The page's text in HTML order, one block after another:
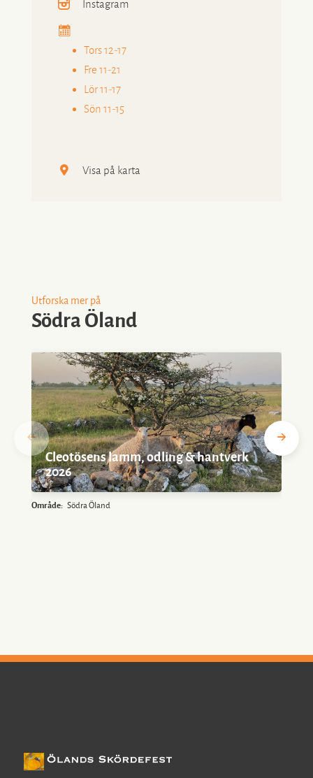
Instagram
Tors 12-17
Fre 11-21
Lör 11-17
Sön 11-15
Visa på karta
Utforska mer på
Södra Öland
Cleotösens lamm, odling & hantverk
2026
Område: Södra Öland